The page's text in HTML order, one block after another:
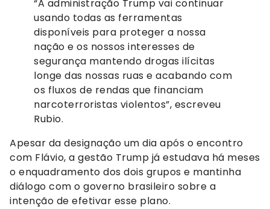
“A administração Trump vai continuar
usando todas as ferramentas
disponíveis para proteger a nossa
nação e os nossos interesses de
segurança mantendo drogas ilícitas
longe das nossas ruas e acabando com
os fluxos de rendas que financiam
narcoterroristas violentos”, escreveu
Rubio.
Apesar da designação um dia após o encontro
com Flávio, a gestão Trump já estudava há meses
o enquadramento dos dois grupos e mantinha
diálogo com o governo brasileiro sobre a
intenção de efetivar esse plano.